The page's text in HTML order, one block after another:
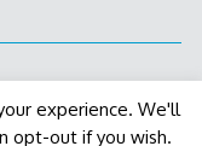
experience. We'll
opt-out if you wish.